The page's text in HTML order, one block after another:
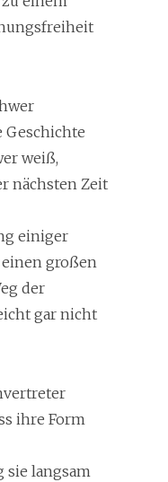
Geschichte
weiß,
nächsten Zeit
einiger
großen
der
gar nicht
ihre Form
langsam